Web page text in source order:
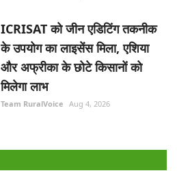
ICRISAT को जीन एडिटिंग तकनीक
के उपयोग का लाइसेंस मिला, एशिया
और अफ्रीका के छोटे किसानों को
मिलेगा लाभ
Team RuralVoice Aug 4, 2026